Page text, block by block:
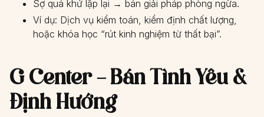
Sợ quá khứ lặp lại → bán giải pháp phòng ngừa.
Ví dụ: Dịch vụ kiểm toán, kiểm định chất lượng,
hoặc khóa học “rút kinh nghiệm từ thất bại”.
G Center – Bán Tình Yêu &
Định Hướng